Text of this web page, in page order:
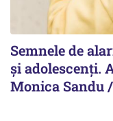
Semnele de
și adolescenți.
Monica Sandu